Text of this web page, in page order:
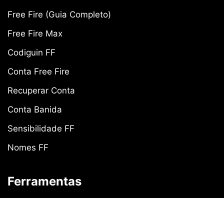
Free Fire (Guia Completo)
Free Fire Max
Codiguin FF
Conta Free Fire
Recuperar Conta
Conta Banida
Sensibilidade FF
Nomes FF
Ferramentas